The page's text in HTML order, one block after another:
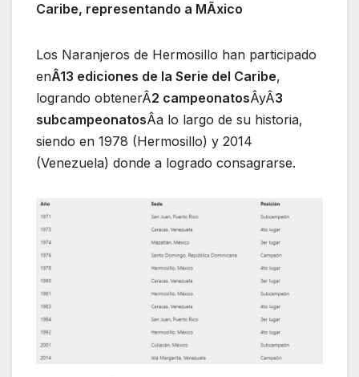
Caribe, representando a MÃxico
Los Naranjeros de Hermosillo han participado
enÂ13 ediciones de la Serie del Caribe,
logrando obtenerÂ2 campeonatosÂyÂ3
subcampeonatosÂa lo largo de su historia,
siendo en 1978 (Hermosillo) y 2014
(Venezuela) donde a logrado consagrarse.